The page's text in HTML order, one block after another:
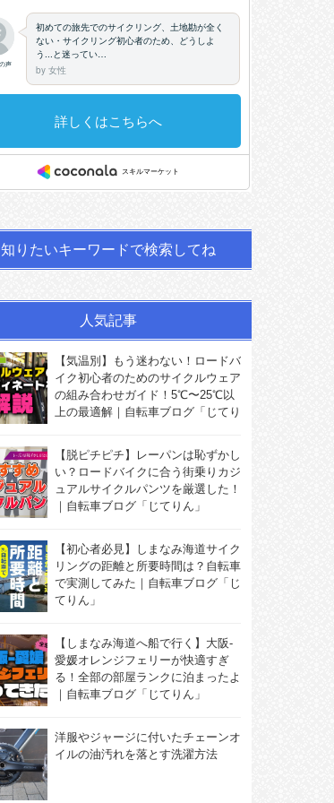
知りたいキーワードで検索してね
人気記事
【気温別】もう迷わない！ロードバ
イク初心者のためのサイクルウェア
の組み合わせガイド！5℃〜25℃以
上の最適解｜自転車ブログ「じてり
【脱ピチピチ】レーパンは恥ずかし
い？ロードバイクに合う街乗りカジ
ュアルサイクルパンツを厳選した！
｜自転車ブログ「じてりん」
【初心者必見】しまなみ海道サイク
リングの距離と所要時間は？自転車
で実測してみた｜自転車ブログ「じ
てりん」
【しまなみ海道へ船で行く】大阪-
愛媛オレンジフェリーが快適すぎ
る！全部の部屋ランクに泊まったよ
｜自転車ブログ「じてりん」
洋服やジャージに付いたチェーンオ
イルの油汚れを落とす洗濯方法